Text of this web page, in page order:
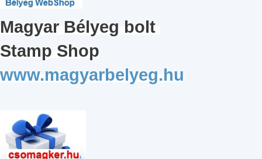
Magyar Bélyeg bolt
Stamp Shop
www.magyarbelyeg.hu